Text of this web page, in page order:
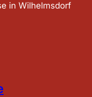
in Wilhelmsdorf